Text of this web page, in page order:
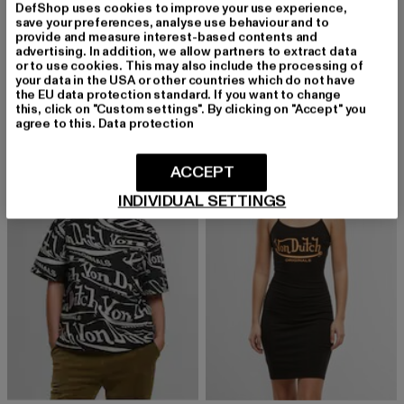
MERCHCODE
DIO - Classic logo Sweat Crewneck
22,00 EUR
Derzeitiger Preis: 22,00 EUR
54,99 EURAktionspreis: 54,99 EUR
VON DUTCH
AVERY
24,00 EUR
Derzeitiger Preis: 24,00 EUR
59,99 EURAktionspreis:
DefShop uses cookies to improve your use experience,
save your preferences, analyse use behaviour and to
provide and measure interest-based contents and
advertising. In addition, we allow partners to extract data
or to use cookies. This may also include the processing of
your data in the USA or other countries which do not have
the EU data protection standard. If you want to change
this, click on "Custom settings". By clicking on "Accept" you
agree to this. Data protection
INDIVIDUAL SETTINGS
ACCEPT